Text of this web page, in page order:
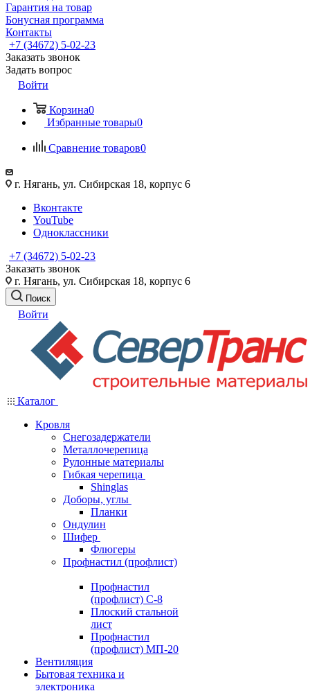
Гарантия на товар
Бонусная программа
Контакты
+7 (34672) 5-02-23
Заказать звонок
Задать вопрос
Войти
Корзина0
Избранные товары0
Сравнение товаров0
г. Нягань, ул. Сибирская 18, корпус 6
Вконтакте
YouTube
Одноклассники
+7 (34672) 5-02-23
Заказать звонок
г. Нягань, ул. Сибирская 18, корпус 6
Поиск
Войти
Каталог
Кровля
Снегозадержатели
Металлочерепица
Рулонные материалы
Гибкая черепица
Shinglas
Доборы, углы
Планки
Ондулин
Шифер
Флюгеры
Профнастил (профлист)
Профнастил
(профлист) С-8
Плоский стальной
лист
Профнастил
(профлист) МП-20
Вентиляция
Бытовая техника и
электроника